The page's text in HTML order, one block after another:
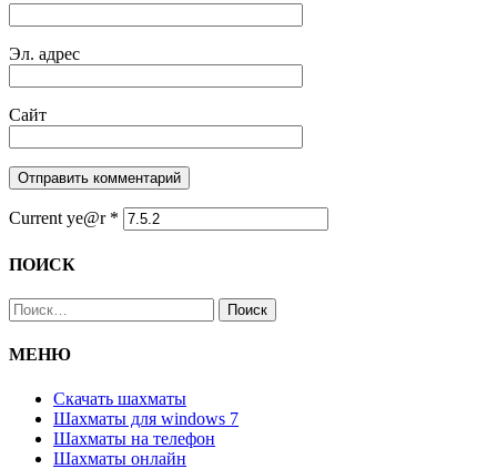
Эл. адрес
Сайт
Current ye@r *
ПОИСК
Найти:
МЕНЮ
Скачать шахматы
Шахматы для windows 7
Шахматы на телефон
Шахматы онлайн